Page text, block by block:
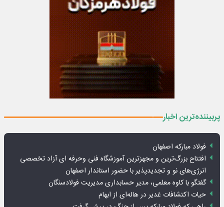
پربیننده‌ترین اخبار
فولاد مبارکه اصفهان
افتتاح بزرگ‌ترین و مجهزترین آموزشگاه فنی وحرفه ای آزاد تخصصی
انرژی‌های نو و تجدیدپذیر با حضور استاندار اصفهان
گفتگو با کاوه معلمی، مدیر حسابداری مدیریت فولادسنگان
حیات اکتشافات غدیر در هاله‌ای از ابهام